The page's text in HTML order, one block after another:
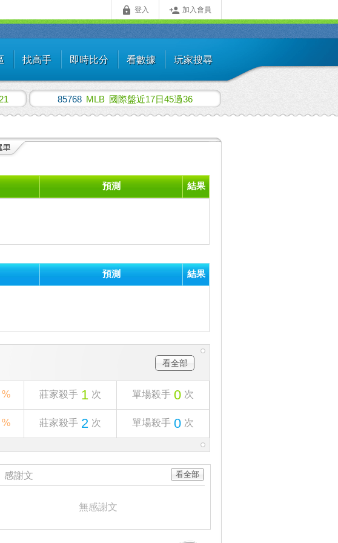
找高手 即時比分 看數據 玩家搜尋
 登入  加入會員
85768 MLB 國際盤近17日45過36
預測 結果
預測 結果
看全部
% 莊家殺手 1 次 單場殺手 0 次
% 莊家殺手 2 次 單場殺手 0 次
感謝文 看全部
無感謝文